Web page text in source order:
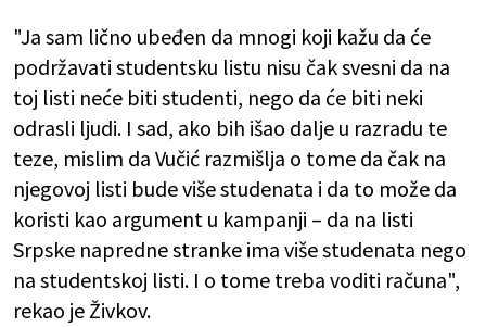
"Ja sam lično ubeđen da mnogi koji kažu da će
podržavati studentsku listu nisu čak svesni da na
toj listi neće biti studenti, nego da će biti neki
odrasli ljudi. I sad, ako bih išao dalje u razradu te
teze, mislim da Vučić razmišlja o tome da čak na
njegovoj listi bude više studenata i da to može da
koristi kao argument u kampanji – da na listi
Srpske napredne stranke ima više studenata nego
na studentskoj listi. I o tome treba voditi računa",
rekao je Živkov.